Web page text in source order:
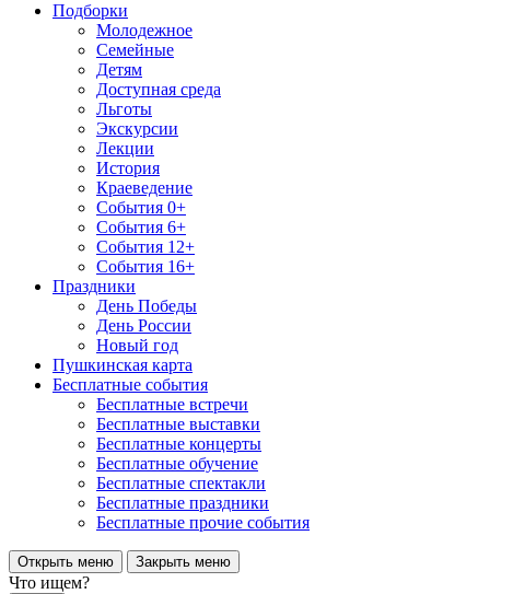
Подборки
Молодежное
Семейные
Детям
Доступная среда
Льготы
Экскурсии
Лекции
История
Краеведение
События 0+
События 6+
События 12+
События 16+
Праздники
День Победы
День России
Новый год
Пушкинская карта
Бесплатные события
Бесплатные встречи
Бесплатные выставки
Бесплатные концерты
Бесплатные обучение
Бесплатные спектакли
Бесплатные праздники
Бесплатные прочие события
Открыть меню Закрыть меню
Что ищем?